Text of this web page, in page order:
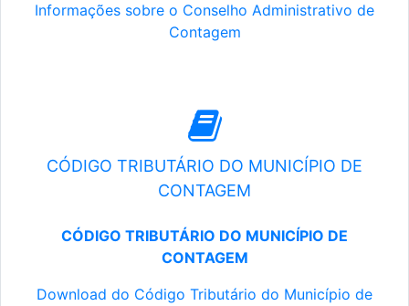
Informações sobre o Conselho Administrativo de
Contagem
CÓDIGO TRIBUTÁRIO DO MUNICÍPIO DE
CONTAGEM
CÓDIGO TRIBUTÁRIO DO MUNICÍPIO DE
CONTAGEM
Download do Código Tributário do Município de